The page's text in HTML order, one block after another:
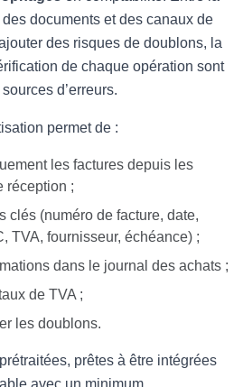
documents et des canaux de
des risques de doublons, la
de chaque opération sont
d’erreurs.
permet de :
les factures depuis les
réception ;
clés (numéro de facture, date,
TVA, fournisseur, échéance) ;
dans le journal des achats ;
de TVA ;
les doublons.
prêtes à être intégrées
avec un minimum